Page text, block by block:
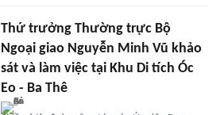
Thứ trưởng Thường trực Bộ
Ngoại giao Nguyễn Minh Vũ khảo
sát và làm việc tại Khu Di tích Óc
Eo - Ba Thê